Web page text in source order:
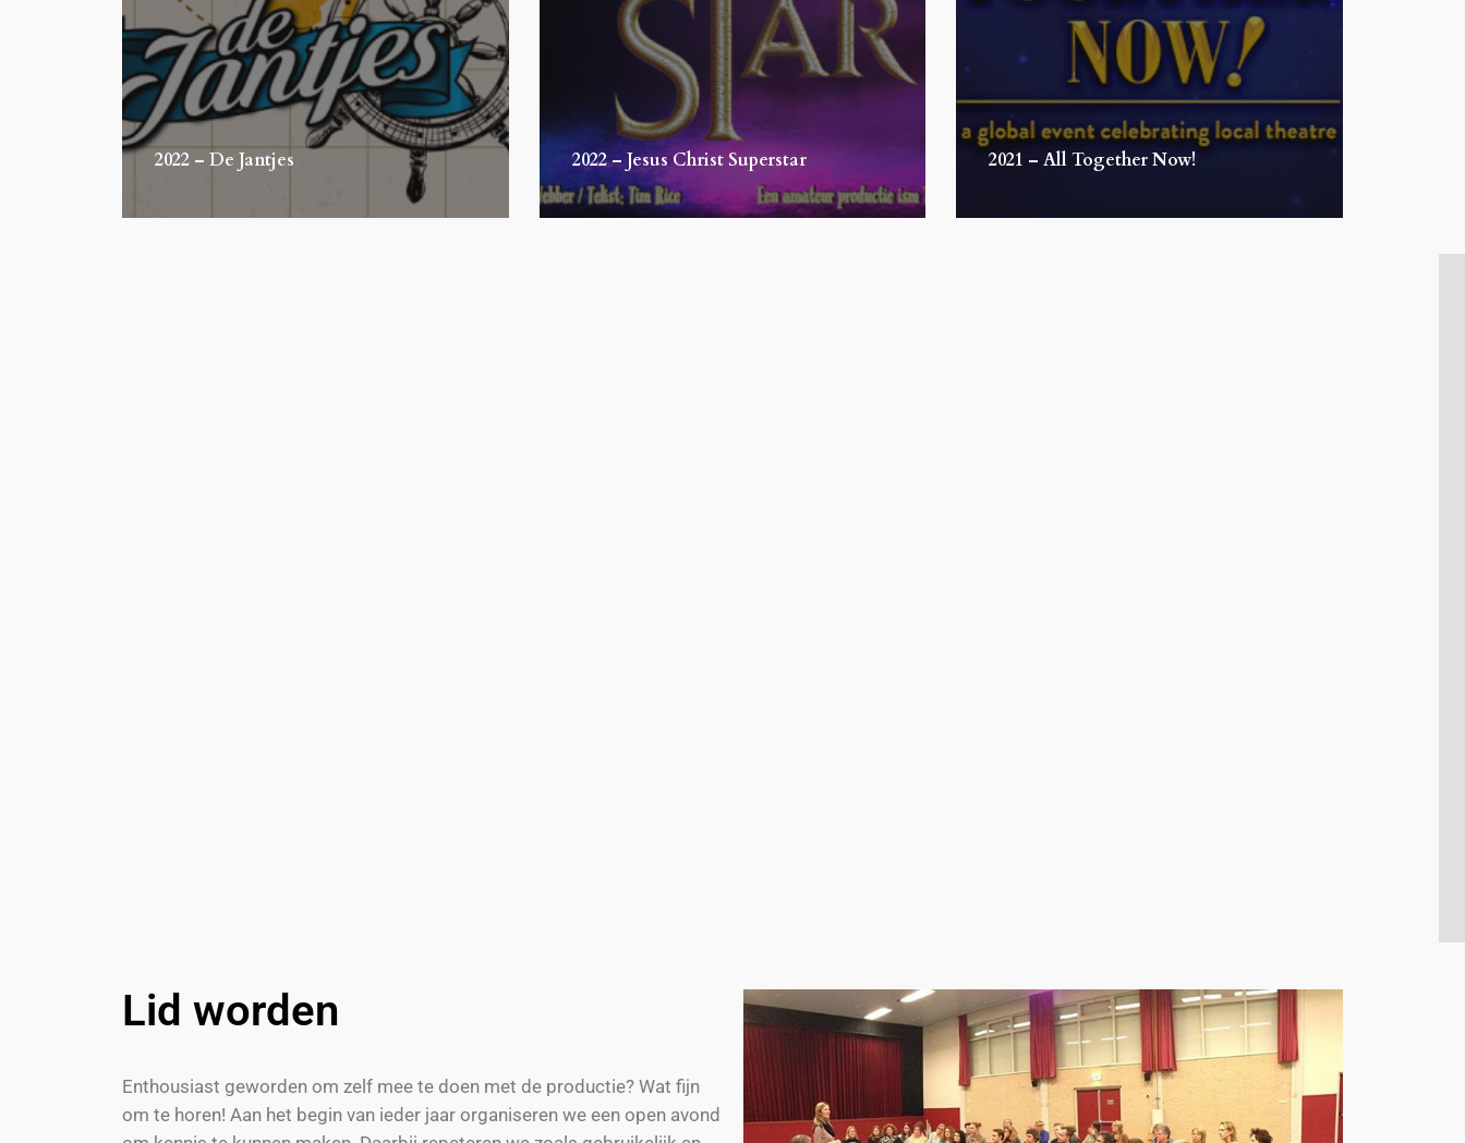
2022 – De Jantjes 2022 – Jesus Christ Superstar 2021 – All Together Now!
Lid worden
Enthousiast geworden om zelf mee te doen met de productie? Wat fijn
om te horen! Aan het begin van ieder jaar organiseren we een open avond